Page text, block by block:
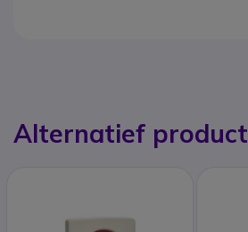
Alternatief product